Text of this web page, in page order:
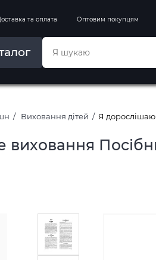
та оплата Оптовим покупцям
Виховання дітей Я дорослішаю